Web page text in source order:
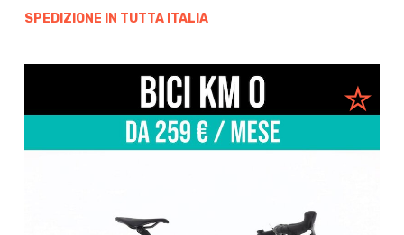
SPEDIZIONE IN TUTTA ITALIA